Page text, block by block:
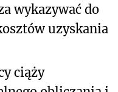
wykazywać do
uzyskania
ciąży